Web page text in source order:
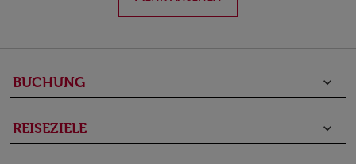
BUCHUNG keyboard_arrow_down
REISEZIELE keyboard_arrow_down